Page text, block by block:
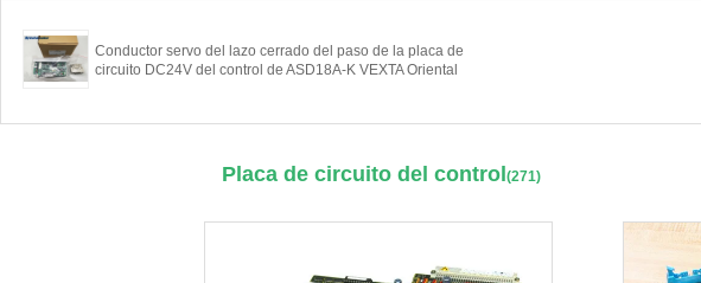
Conductor servo del lazo cerrado del paso de la placa de
circuito DC24V del control de ASD18A-K VEXTA Oriental
Placa de circuito del control (271)